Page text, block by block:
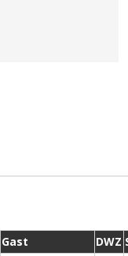
Gast DWZ